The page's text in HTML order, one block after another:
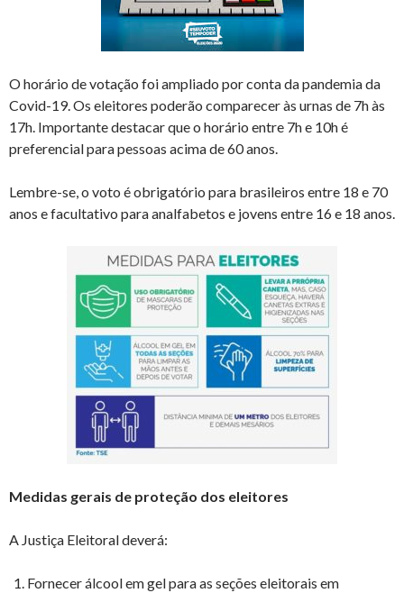
O horário de votação foi ampliado por conta da pandemia da
Covid-19. Os eleitores poderão comparecer às urnas de 7h às
17h. Importante destacar que o horário entre 7h e 10h é
preferencial para pessoas acima de 60 anos.
Lembre-se, o voto é obrigatório para brasileiros entre 18 e 70
anos e facultativo para analfabetos e jovens entre 16 e 18 anos.
Medidas gerais de proteção dos eleitores
A Justiça Eleitoral deverá:
Fornecer álcool em gel para as seções eleitorais em